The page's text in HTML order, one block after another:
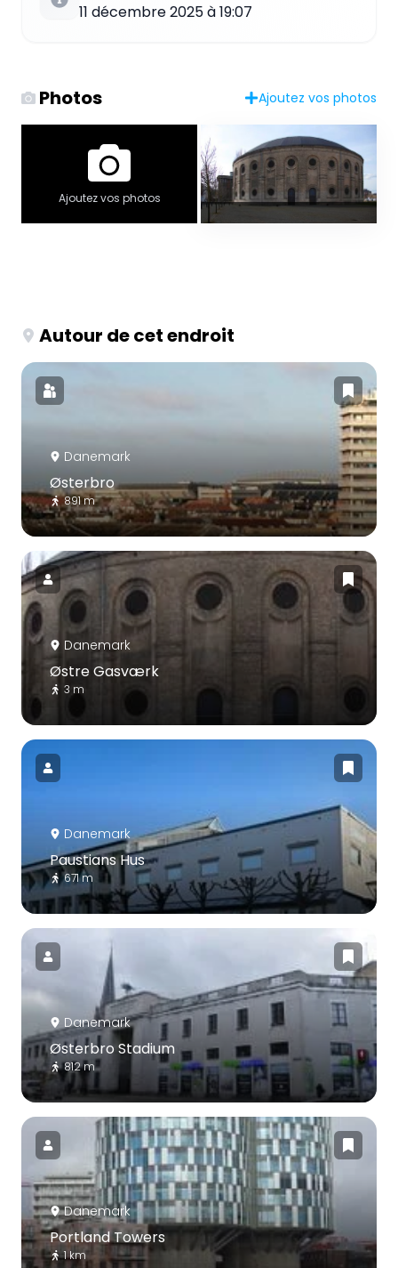
11 décembre 2025 à 19:07
Photos Ajoutez vos photos
Ajoutez vos photos
Autour de cet endroit
Danemark
Østerbro
891 m
Danemark
Østre Gasværk
3 m
Danemark
Paustians Hus
671 m
Danemark
Østerbro Stadium
812 m
Danemark
Portland Towers
1 km